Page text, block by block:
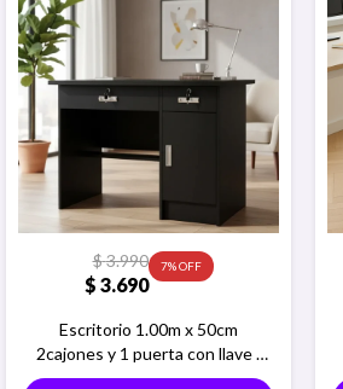
$ 3.690
$3.990 7
Escritorio 1.00m x 50cm
2cajones y 1 puerta con llave -
Negro